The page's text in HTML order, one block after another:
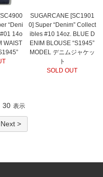
“Deni
14o
WAIST
SUGARCANE [SC1901
0] Super “Denim” Collect
ibles #10 14oz. BLUE D
ENIM BLOUSE “S1945”
MODEL デニムジャケッ
ト
SOLD OUT
30 表示
Next >